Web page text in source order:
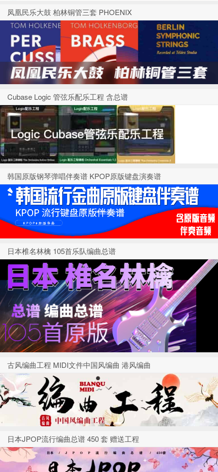
凤凰民乐大鼓 柏林铜管三套 PHOENIX
Cubase Logic 管弦乐配乐工程 含总谱
韩国原版钢琴弹唱伴奏谱 KPOP原版键盘演奏谱
日本椎名林檎 105首乐队编曲总谱
古风编曲工程 MIDI文件中国风编曲 港风编曲
日本JPOP流行编曲总谱 450 套 赠送工程